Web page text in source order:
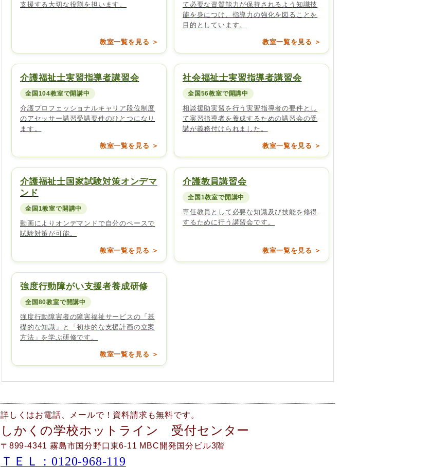
支援する大切な役割を担います。
教室一覧を見る ＞
て必要な資質能力が保持されるよう知識技
能を身につけ、指導力の強化を図ることを
目的としています。
教室一覧を見る ＞
介護福祉士実習指導者講習会
全国104教室で開講中
介護プロフェッショナルキャリア段位制度
のアセッサー講習受講要件のひとつになり
ます。
教室一覧を見る ＞
社会福祉士実習指導者講習会
全国56教室で開講中
相談援助実習を行う実習指導者の要件とし
て実習指導者を養成するための講習会の受
講が義務付けられました。
教室一覧を見る ＞
介護福祉士国家試験対策オンデマ
ンド
全国1教室で開講中
動画によりオンデマンドで自分のペースで
試験対策が可能。
教室一覧を見る ＞
介護教員講習会
全国1教室で開講中
専任教員として必要な知識及び技能を修得
するために行う講習会です。
教室一覧を見る ＞
強度行動障がい支援者養成研修
全国80教室で開講中
強度行動障害者の障害福祉サービスの「基
礎的な知識」と「初歩的な支援計画の立案
方法」を学ぶ研修です。
教室一覧を見る ＞
詳しくはお電話、メールで！資料請求も無料です。
しかくの学校ホットライン 受付センター
〒899-4341 霧島市国分野口東6-11 MBC開発国分ビル3階
ＴＥＬ：0120-968-119